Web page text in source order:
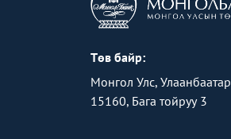
Төв байр:
Монгол Улс, Улаанбаатар
15160, Бага тойруу 3